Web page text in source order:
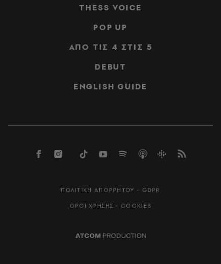
THESS VOICE
POP UP
ΑΠΟ ΤΙΣ 4 ΣΤΙΣ 5
DEBUT
ENGLISH GUIDE
ΠΟΛΙΤΙΚΗ ΑΠΟΡΡΗΤΟΥ - GDPR
ΟΡΟΙ ΧΡΗΣΗΣ - COOKIES